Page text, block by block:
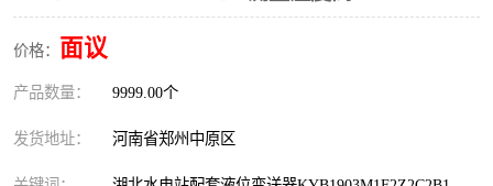
价格： 面议
产品数量： 9999.00个
发货地址： 河南省郑州中原区